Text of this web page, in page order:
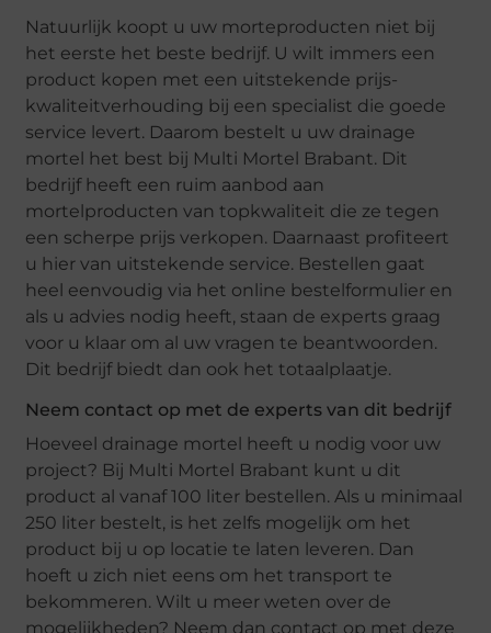
Natuurlijk koopt u uw morteproducten niet bij
het eerste het beste bedrijf. U wilt immers een
product kopen met een uitstekende prijs-
kwaliteitverhouding bij een specialist die goede
service levert. Daarom bestelt u uw drainage
mortel het best bij Multi Mortel Brabant. Dit
bedrijf heeft een ruim aanbod aan
mortelproducten van topkwaliteit die ze tegen
een scherpe prijs verkopen. Daarnaast profiteert
u hier van uitstekende service. Bestellen gaat
heel eenvoudig via het online bestelformulier en
als u advies nodig heeft, staan de experts graag
voor u klaar om al uw vragen te beantwoorden.
Dit bedrijf biedt dan ook het totaalplaatje.
Neem contact op met de experts van dit bedrijf
Hoeveel drainage mortel heeft u nodig voor uw
project? Bij Multi Mortel Brabant kunt u dit
product al vanaf 100 liter bestellen. Als u minimaal
250 liter bestelt, is het zelfs mogelijk om het
product bij u op locatie te laten leveren. Dan
hoeft u zich niet eens om het transport te
bekommeren. Wilt u meer weten over de
mogelijkheden? Neem dan contact op met deze